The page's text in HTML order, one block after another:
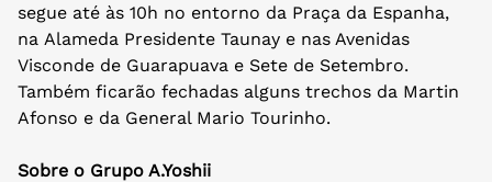
segue até às 10h no entorno da Praça da Espanha,
na Alameda Presidente Taunay e nas Avenidas
Visconde de Guarapuava e Sete de Setembro.
Também ficarão fechadas alguns trechos da Martin
Afonso e da General Mario Tourinho.
Sobre o Grupo A.Yoshii